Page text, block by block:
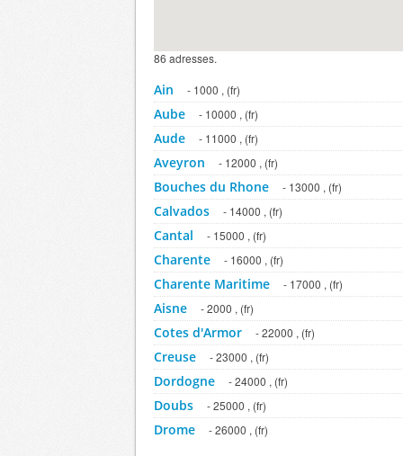
86 adresses.
Ain - 1000 , (fr)
Aube - 10000 , (fr)
Aude - 11000 , (fr)
Aveyron - 12000 , (fr)
Bouches du Rhone - 13000 , (fr)
Calvados - 14000 , (fr)
Cantal - 15000 , (fr)
Charente - 16000 , (fr)
Charente Maritime - 17000 , (fr)
Aisne - 2000 , (fr)
Cotes d'Armor - 22000 , (fr)
Creuse - 23000 , (fr)
Dordogne - 24000 , (fr)
Doubs - 25000 , (fr)
Drome - 26000 , (fr)